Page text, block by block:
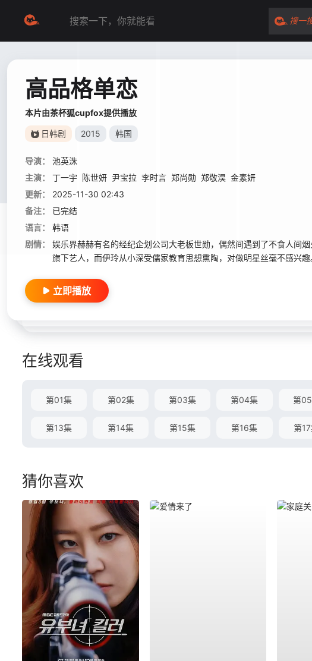
搜一
高品格单恋
本片由茶杯狐cupfox提供播放
日韩剧 2015 韩国
导演：
池英洙
主演：
丁一宇 陈世妍 尹宝拉 李时言 郑尚勋 郑敬淏 金素妍
更新：
2025-11-30 02:43
备注：
已完结
语言：
韩语
剧情：
娱乐界赫赫有名的经纪企划公司大老板世勋，偶然间遇到了不食人间
旗下艺人，而伊玲从小深受儒家教育思想熏陶，对做明星丝毫不感兴
立即播放
在线观看
第01集 第02集 第03集 第04集 第
第13集 第14集 第15集 第16集 第
猜你喜欢